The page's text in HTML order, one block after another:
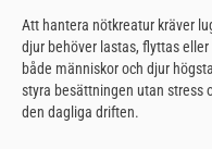
Att hantera nötkreatur kräver
djur behöver lastas, flyttas
både människor och djur
styra besättningen utan stress
den dagliga driften.